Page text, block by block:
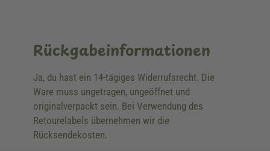
Rückgabeinformationen
Ja, du hast ein 14-tägiges Widerrufsrecht. Die
Ware muss ungetragen, ungeöffnet und
originalverpackt sein. Bei Verwendung des
Retourelabels übernehmen wir die
Rücksendekosten.